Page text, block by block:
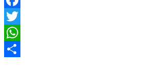
Facebook
Twitter
WhatsApp